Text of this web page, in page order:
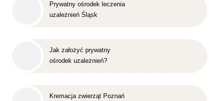
Prywatny ośrodek leczenia
uzależnień Śląsk
Jak założyć prywatny
ośrodek uzależnień?
Kremacja zwierząt Poznań